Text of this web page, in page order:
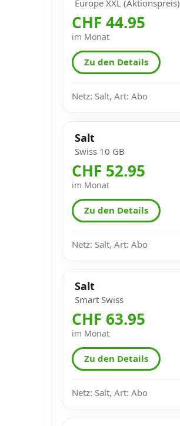
Europe XXL (Aktionspreis)
CHF 44.95
im Monat
Zu den Details
Netz: Salt, Art: Abo
Salt
Swiss 10 GB
CHF 52.95
im Monat
Zu den Details
Netz: Salt, Art: Abo
Salt
Smart Swiss
CHF 63.95
im Monat
Zu den Details
Netz: Salt, Art: Abo